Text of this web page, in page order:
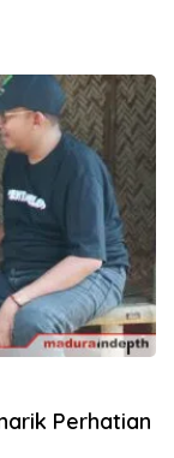
Perhatian